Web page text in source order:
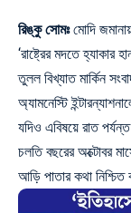
রিঙ্কু সোমঃমোদি
‘রাষ্ট্রের মদতে
তুলল বিখ্যাত মার্কিন
অ্যামনেস্টি
যদিও এবিষয়ে রাত
চলতি বছরের অক্টোবর
আড়ি পাতার কথা